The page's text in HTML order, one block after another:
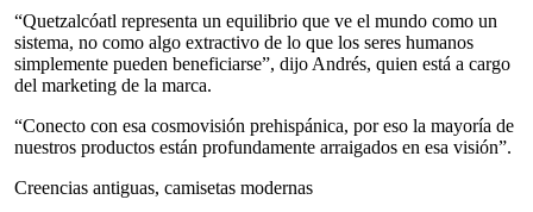
“Quetzalcóatl representa un equilibrio que ve el mundo como un
sistema, no como algo extractivo de lo que los seres humanos
simplemente pueden beneficiarse”, dijo Andrés, quien está a cargo
del marketing de la marca.
“Conecto con esa cosmovisión prehispánica, por eso la mayoría de
nuestros productos están profundamente arraigados en esa visión”.
Creencias antiguas, camisetas modernas